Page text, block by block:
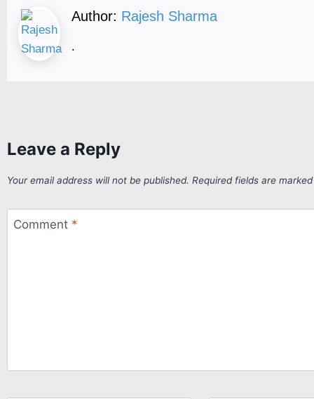
Author: Rajesh Sharma
.
Leave a Reply
Your email address will not be published. Required fields are marked
Comment *